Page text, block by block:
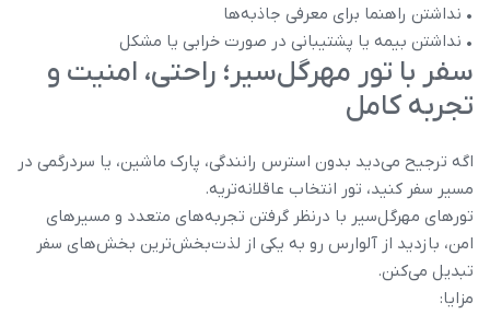
• نداشتن راهنما برای معرفی جاذبه‌ها
• نداشتن بیمه یا پشتیبانی در صورت خرابی یا مشکل
سفر با تور مهرگل‌سیر؛ راحتی، امنیت و
تجربه کامل
اگه ترجیح می‌دید بدون استرس رانندگی، پارک ماشین، یا سردرگمی در
مسیر سفر کنید، تور انتخاب عاقلانه‌تریه.
تورهای مهرگل‌سیر با درنظر گرفتن تجربه‌های متعدد و مسیرهای
امن، بازدید از آلوارس رو به یکی از لذت‌بخش‌ترین بخش‌های سفر
تبدیل می‌کنن.
مزایا: